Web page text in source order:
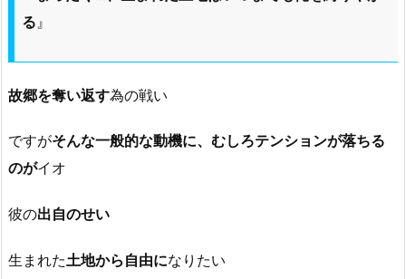
る』
故郷を奪い返す為の戦い
ですがそんな一般的な動機に、むしろテンションが落ちる
のがイオ
彼の出自のせい
生まれた土地から自由になりたい